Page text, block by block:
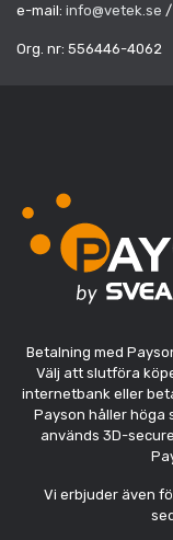
e-mail: info@vetek.se /
Org. nr: 556446-4062
Betalning med
Välj att slutföra
internetbank eller
Payson håller höga
används 3D-
Vi erbjuder även